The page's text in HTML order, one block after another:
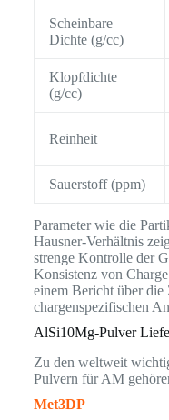
Scheinbare
Dichte (g/cc)
Klopfdichte
(g/cc)
Reinheit
Sauerstoff (ppm)
Parameter wie die
Hausner-Verhältnis
strenge Kontrolle der
Konsistenz von
einem Bericht über die
chargenspezifischen
AlSi10Mg-Pulver
Zu den weltweit
Pulvern für AM
Met3DP